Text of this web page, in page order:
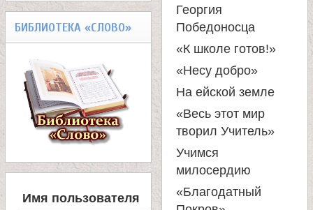
БИБЛИОТЕКА «СЛОВО»
Имя пользователя
Георгия
Победоносца
«К школе готов!»
«Несу добро»
На ейской земле
«Весь этот мир
творил Учитель»
Учимся
милосердию
«Благодатный